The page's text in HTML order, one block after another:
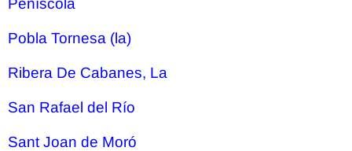
Peñíscola
Pobla Tornesa (la)
Ribera De Cabanes, La
San Rafael del Río
Sant Joan de Moró